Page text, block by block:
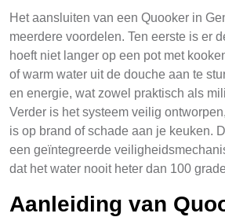
Het aansluiten van een Quooker in
meerdere voordelen. Ten eerste is er
hoeft niet langer op een pot met
of warm water uit de douche aan te
en energie, wat zowel praktisch als
Verder is het systeem veilig
is op brand of schade aan je keuken.
een geïntegreerde
dat het water nooit heter dan 100
Aanleiding van